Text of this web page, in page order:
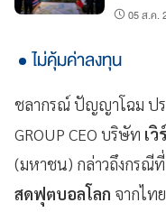
05 ส.ค.
ไม่คุ้มค่าลงทุน
ชลากรณ์ ปัญญาโฉม ป
GROUP CEO บริษัท เ
(มหาชน) กล่าวถึงกรณีที่
สดฟุตบอลโลก จากไท